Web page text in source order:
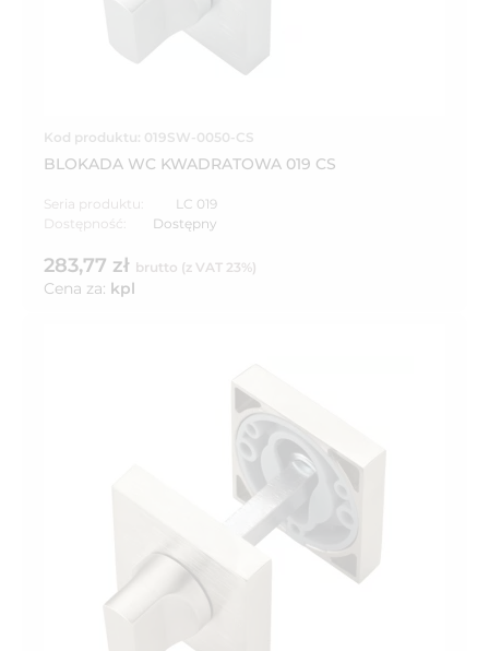
Kod produktu: 019SW-0050-CS
BLOKADA WC KWADRATOWA 019 CS
Seria produktu:
LC 019
Dostępność:
Dostępny
283,77 zł brutto (z VAT 23%)
Cena za: kpl